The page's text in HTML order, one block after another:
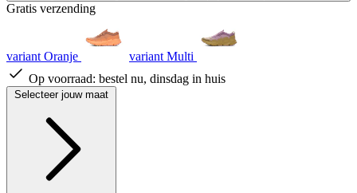
Gratis verzending
variant Oranje
variant Multi
Op voorraad: bestel nu, dinsdag in huis
Selecteer jouw maat